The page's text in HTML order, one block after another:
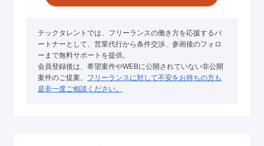
テックタレントでは、フリーランスの働き方を応援するパ
ートナーとして、営業代行から条件交渉、参画後のフォロ
ーまで無料サポートを提供。
会員登録後は、希望案件やWEBに公開されていない非公開
案件のご提案。 フリーランスに対して不安をお持ちの方も
是非一度ご相談ください。